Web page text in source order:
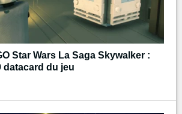
Star Wars La Saga Skywalker :
datacard du jeu